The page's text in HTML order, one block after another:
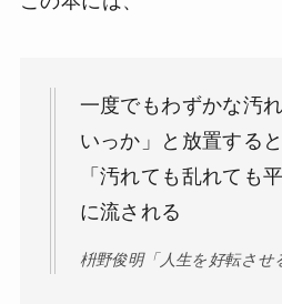
一度でもわずかな汚
いっか」と放置する
「汚れても乱れても
に流される
枡野俊明「人生を好転させ